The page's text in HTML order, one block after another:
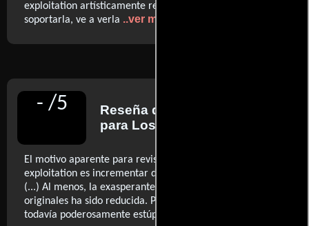
exploitation artísticamente realizada. Si puedes
soportarla, ve a verla ..ver más
- /5 Reseña de
para Los Angeles Times
El motivo aparente para revisitar este 'clásico' de la
exploitation es incrementar dramáticamente la violencia
(...) Al menos, la exasperante idiotez de las secuencias
originales ha sido reducida. Pero no se preocupen, ésta es
todavía poderosamente estúpida